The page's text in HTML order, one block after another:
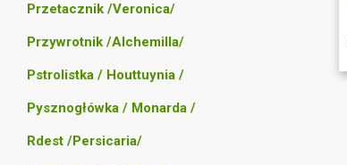
Przetacznik /Veronica/
Przywrotnik /Alchemilla/
Pstrolistka / Houttuynia /
Pysznogłówka / Monarda /
Rdest /Persicaria/